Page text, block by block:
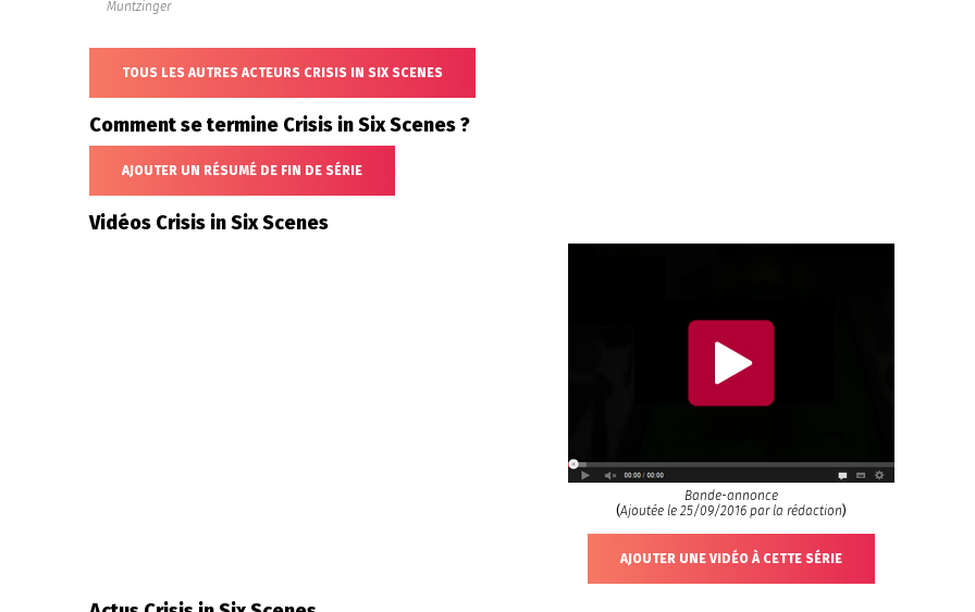
Muntzinger
TOUS LES AUTRES ACTEURS CRISIS IN SIX SCENES
Comment se termine Crisis in Six Scenes ?
AJOUTER UN RÉSUMÉ DE FIN DE SÉRIE
Vidéos Crisis in Six Scenes
Bande-annonce
(Ajoutée le 25/09/2016 par la rédaction)
AJOUTER UNE VIDÉO À CETTE SÉRIE